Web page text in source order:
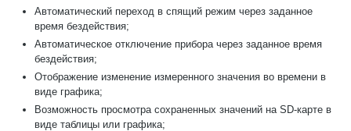
Автоматический переход в спящий режим через заданное
время бездействия;
Автоматическое отключение прибора через заданное время
бездействия;
Отображение изменение измеренного значения во времени в
виде графика;
Возможность просмотра сохраненных значений на SD-карте в
виде таблицы или графика;